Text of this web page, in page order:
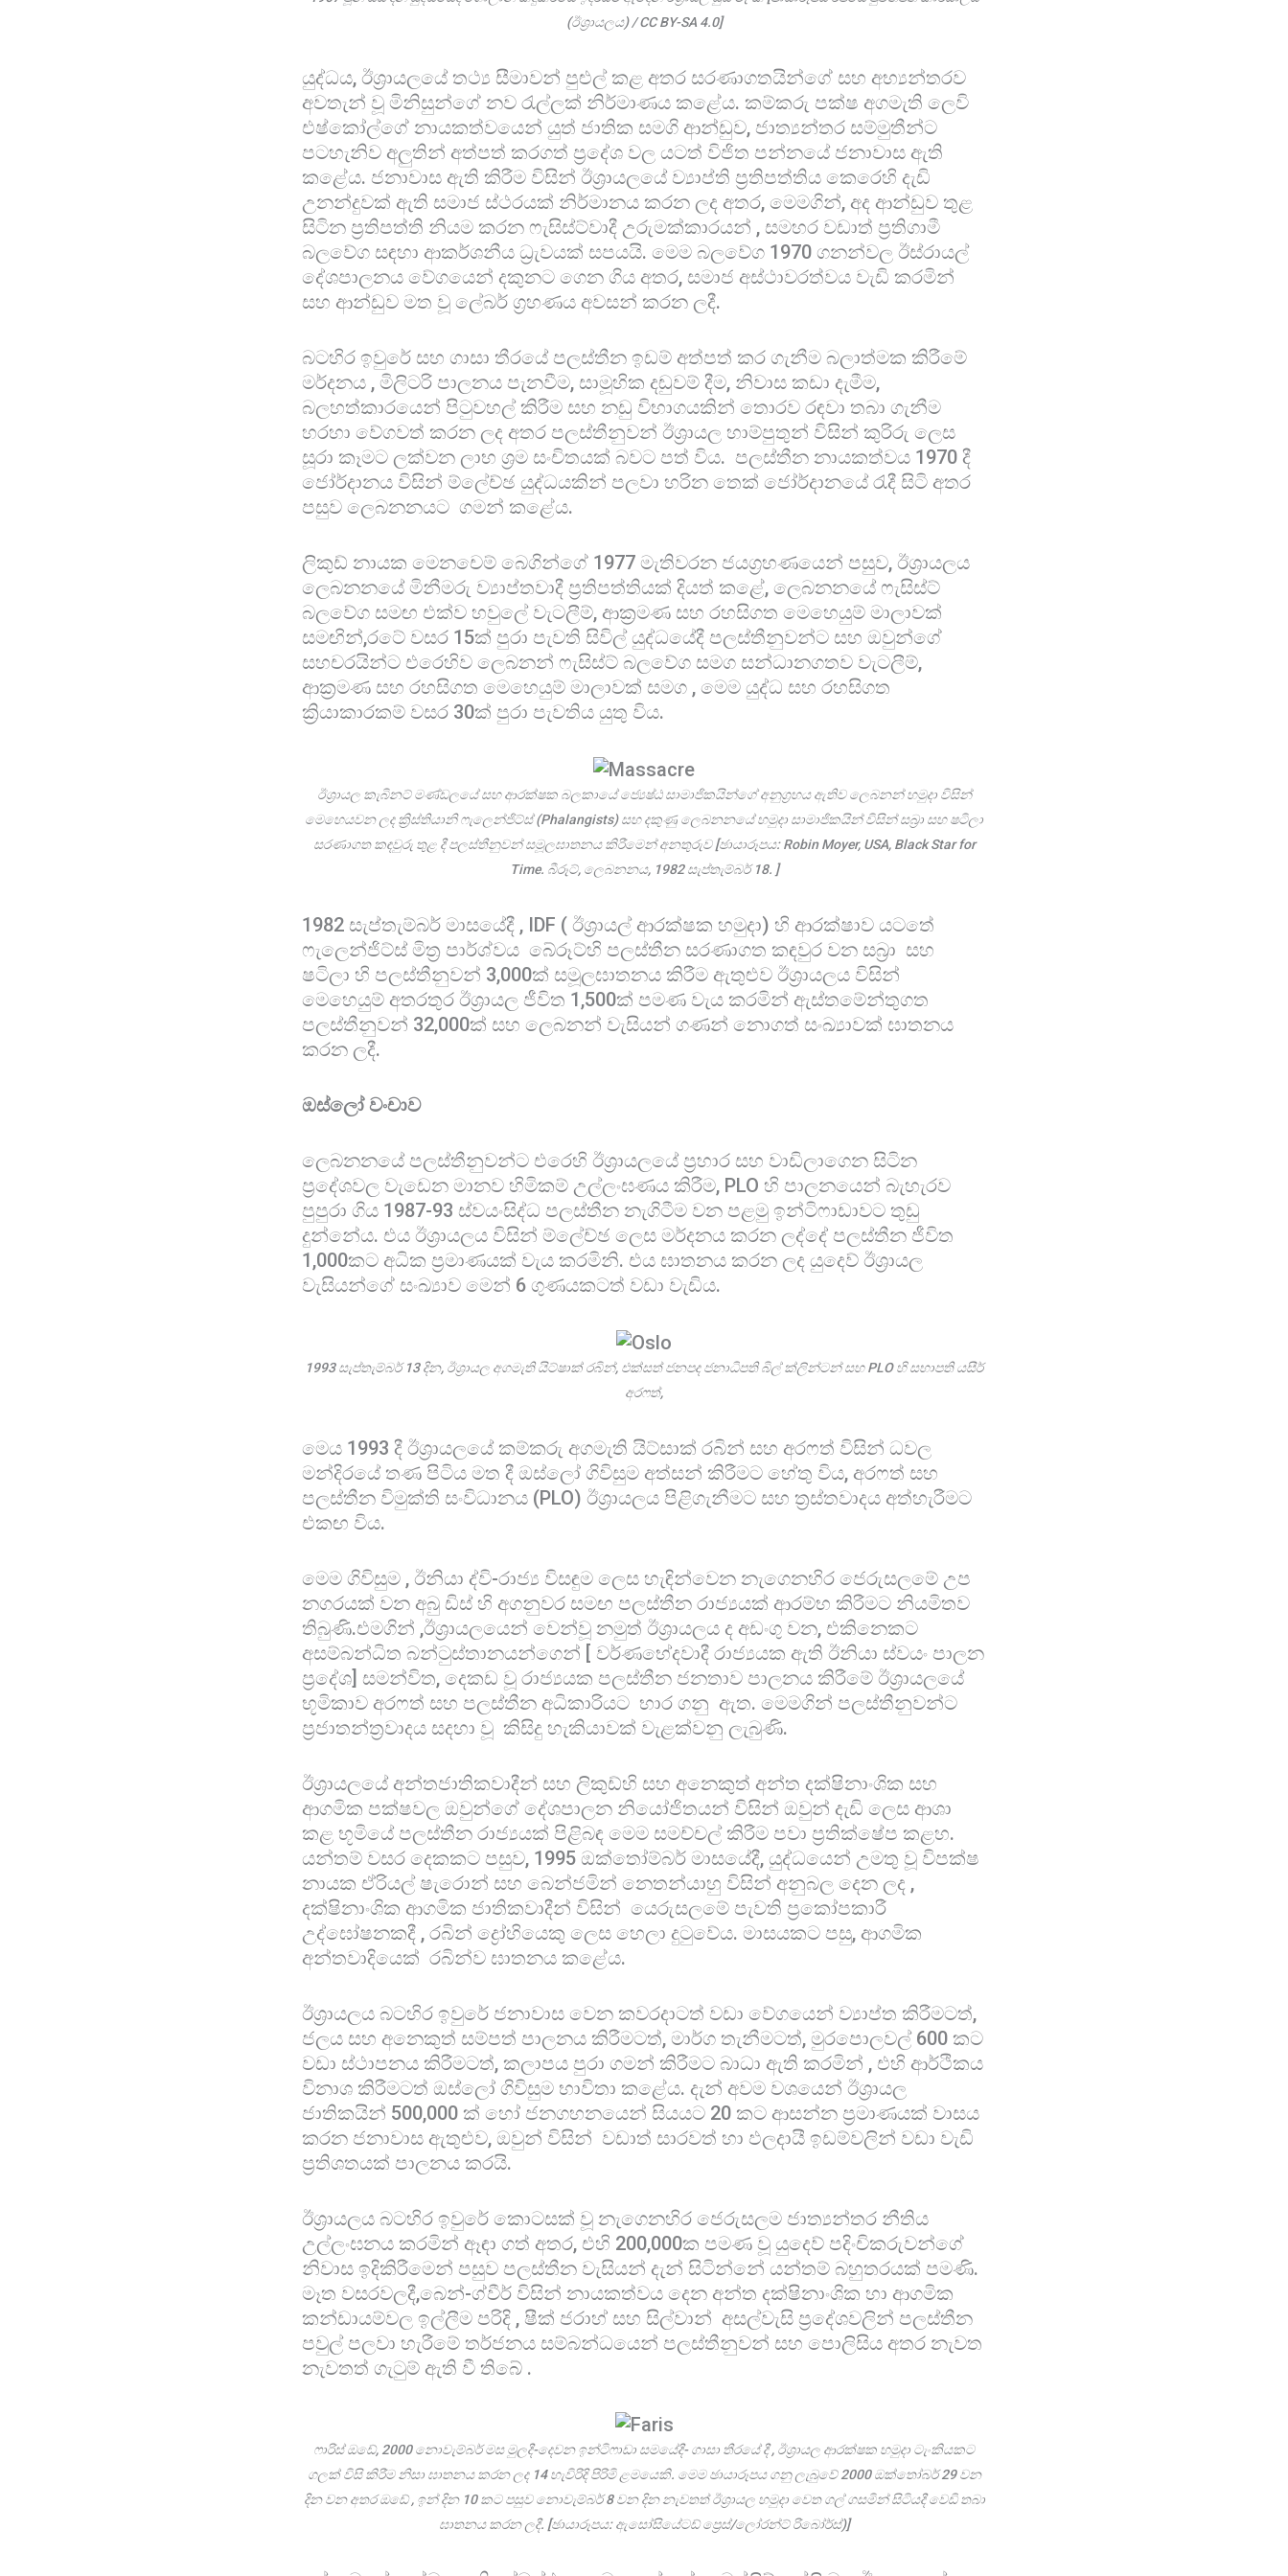
(ඊශ්‍රායලය) / CC BY-SA 4.0]
යුද්ධය, ඊශ්‍රායලයේ තථ්‍ය සීමාවන් පුළුල් කළ අතර සරණාගතයින්ගේ සහ අභ්‍යන්තරව
අවතැන් වූ මිනිසුන්ගේ නව රැල්ලක් නිර්මාණය කළේය. කම්කරු පක්ෂ අගමැති ලෙවි
එෂ්කෝල්ගේ නායකත්වයෙන් යුත් ජාතික සමගි ආන්ඩුව, ජාත්‍යන්තර සම්මුතීන්ට
පටහැනිව අලුතින් අත්පත් කරගත් ප්‍රදේශ වල යටත් විජිත පන්නයේ ජනාවාස ඇති
කළේය. ජනාවාස ඇති කිරීම විසින් ඊශ්‍රායලයේ ව්‍යාප්ති ප්‍රතිපත්තිය කෙරෙහි දැඩි
උනන්දුවක් ඇති සමාජ ස්ථරයක් නිර්මානය කරන ලද අතර, මෙමගින්, අද ආන්ඩුව තුළ
සිටින ප්‍රතිපත්ති නියම කරන ෆැසිස්ට්වාදී උරුමක්කාරයන් , සමහර වඩාත් ප්‍රතිගාමී
බලවේග සඳහා ආකර්ශනීය ධ්‍රැවයක් සපයයි. මෙම බලවේග 1970 ගනන්වල ඊස්රායල්
දේශපාලනය වේගයෙන් දකුනට ගෙන ගිය අතර, සමාජ අස්ථාවරත්වය වැඩි කරමින්
සහ ආන්ඩුව මත වූ ලේබර් ග්‍රහණය අවසන් කරන ලදී.
බටහිර ඉවුරේ සහ ගාසා තීරයේ පලස්තීන ඉඩම් අත්පත් කර ගැනීම බලාත්මක කිරීමේ
මර්දනය , මිලිටරි පාලනය පැනවීම, සාමූහික දඬුවම් දීම, නිවාස කඩා දැමීම,
බලහත්කාරයෙන් පිටුවහල් කිරීම සහ නඩු විභාගයකින් තොරව රඳවා තබා ගැනීම
හරහා වේගවත් කරන ලද අතර පලස්තීනුවන් ඊශ්‍රායල හාම්පුතුන් විසින් කුරිරු ලෙස
සූරා කෑමට ලක්වන ලාභ ශ්‍රම සංචිතයක් බවට පත් විය. පලස්තීන නායකත්වය 1970 දී
ජෝර්දානය විසින් ම්ලේච්ඡ යුද්ධයකින් පලවා හරින තෙක් ජෝර්දානයේ රැදී සිටි අතර
පසුව ලෙබනනයට ගමන් කළේය.
ලිකුඩ් නායක මෙනචෙම් බෙගින්ගේ 1977 මැතිවරන ජයග්‍රහණයෙන් පසුව, ඊශ්‍රායලය
ලෙබනනයේ මිනීමරු ව්‍යාප්තවාදී ප්‍රතිපත්තියක් දියත් කළේ, ලෙබනනයේ ෆැසිස්ට්
බලවේග සමඟ එක්ව හවුලේ වැටලීම්, ආක්‍රමණ සහ රහසිගත මෙහෙයුම් මාලාවක්
සමඟින්,රටේ වසර 15ක් පුරා පැවති සිවිල් යුද්ධයේදී පලස්තීනුවන්ට සහ ඔවුන්ගේ
සහචරයින්ට එරෙහිව ලෙබනන් ෆැසිස්ට් බලවේග සමග සන්ධානගතව වැටලීම්,
ආක්‍රමණ සහ රහසිගත මෙහෙයුම් මාලාවක් සමග , මෙම යුද්ධ සහ රහසිගත
ක්‍රියාකාරකම් වසර 30ක් පුරා පැවතිය යුතු විය.
ඊශ්‍රායල කැබිනට් මණ්ඩලයේ සහ ආරක්ෂක බලකායේ ජ්‍යෙෂ්ඨ සාමාජිකයින්ගේ අනුග්‍රහය ඇතිව ලෙබනන් හමුදා විසින්
මෙහෙයවන ලද ක්‍රිස්තියානි ෆැලෙන්ජිට්ස් (Phalangists) සහ දකුණු ලෙබනනයේ හමුදා සාමාජිකයින් විසින් සබ්‍රා සහ ෂටිලා
සරණාගත කඳවුරු තුළ දී පලස්තීනුවන් සමූලඝාතනය කිරීමෙන් අනතුරුව [ඡායාරූපය: Robin Moyer, USA, Black Star for
Time. බීරූට්, ලෙබනනය, 1982 සැප්තැම්බර් 18. ]
1982 සැප්තැම්බර් මාසයේදී , IDF ( ඊශ්‍රායල් ආරක්ෂක හමුදා) හි ආරක්ෂාව යටතේ
ෆැලෙන්ජිට්ස් මිත්‍ර පාර්ශ්වය බේරූට්හි පලස්තීන සරණාගත කඳවුර වන සබ්‍රා සහ
ෂටිලා හි පලස්තීනුවන් 3,000ක් සමූලඝාතනය කිරීම ඇතුළුව ඊශ්‍රායලය විසින්
මෙහෙයුම් අතරතුර ඊශ්‍රායල ජීවිත 1,500ක් පමණ වැය කරමින් ඇස්තමේන්තුගත
පලස්තීනුවන් 32,000ක් සහ ලෙබනන් වැසියන් ගණන් නොගත් සංඛ්‍යාවක් ඝාතනය
කරන ලදී.
ඔස්ලෝ වංචාව
ලෙබනනයේ පලස්තීනුවන්ට එරෙහි ඊශ්‍රායලයේ ප්‍රහාර සහ වාඩිලාගෙන සිටින
ප්‍රදේශවල වැඩෙන මානව හිමිකම් උල්ලංඝණය කිරීම, PLO හි පාලනයෙන් බැහැරව
පුපුරා ගිය 1987-93 ස්වයංසිද්ධ පලස්තීන නැගිටීම වන පළමු ඉන්ටිෆාඩාවට තුඩු
දුන්නේය. එය ඊශ්‍රායලය විසින් ම්ලේච්ඡ ලෙස මර්දනය කරන ලද්දේ පලස්තීන ජීවිත
1,000කට අධික ප්‍රමාණයක් වැය කරමිනි. එය ඝාතනය කරන ලද යුදෙව් ඊශ්‍රායල
වැසියන්ගේ සංඛ්‍යාව මෙන් 6 ගුණයකටත් වඩා වැඩිය.
1993 සැප්තැම්බර් 13 දින, ඊශ්‍රායල අගමැති යිට්ෂාක් රබින්, එක්සත් ජනපද ජනාධිපති බිල් ක්ලින්ටන් සහ PLO හි සභාපති යසීර්
අරෆත්,
මෙය 1993 දී ඊශ්‍රායලයේ කම්කරු අගමැති යිට්සාක් රබින් සහ අරෆත් විසින් ධවල
මන්දිරයේ තණ පිටිය මත දී ඔස්ලෝ ගිවිසුම අත්සන් කිරීමට හේතු විය, අරෆත් සහ
පලස්තීන විමුක්ති සංවිධානය (PLO) ඊශ්‍රායලය පිළිගැනීමට සහ ත්‍රස්තවාදය අත්හැරීමට
එකඟ විය.
මෙම ගිවිසුම , ඊනියා ද්වි-රාජ්‍ය විසඳුම ලෙස හැඳින්වෙන නැගෙනහිර ජෙරුසලමේ උප
නගරයක් වන අබු ඩිස් හි අගනුවර සමඟ පලස්තීන රාජ්‍යයක් ආරම්භ කිරීමට නියමිතව
තිබුණි.එමගින් ,ඊශ්‍රායලයෙන් වෙන්වූ නමුත් ඊශ්‍රායලය ද අඩංගු වන, එකිනෙකට
අසම්බන්ධිත බන්ටුස්තානයන්ගෙන් [ වර්ණභේදවාදී රාජ්‍යයක ඇති ඊනියා ස්වයං පාලන
ප්‍රදේශ] සමන්විත, දෙකඩ වූ රාජ්‍යයක පලස්තීන ජනතාව පාලනය කිරීමේ ඊශ්‍රායලයේ
භූමිකාව අරෆත් සහ පලස්තීන අධිකාරියට භාර ගනු ඇත. මෙමගින් පලස්තීනුවන්ට
ප්‍රජාතන්ත්‍රවාදය සදහා වූ කිසිදු හැකියාවක් වැළක්වනු ලැබුණි.
ඊශ්‍රායලයේ අන්තජාතිකවාදීන් සහ ලිකුඩ්හි සහ අනෙකුත් අන්ත දක්ෂිනාංශික සහ
ආගමික පක්ෂවල ඔවුන්ගේ දේශපාලන නියෝජිතයන් විසින් ඔවුන් දැඩි ලෙස ආශා
කළ භූමියේ පලස්තීන රාජ්‍යයක් පිළිබඳ මෙම සමච්චල් කිරීම පවා ප්‍රතික්ෂේප කළහ.
යන්තම් වසර දෙකකට පසුව, 1995 ඔක්තෝම්බර් මාසයේදී, යුද්ධයෙන් උමතු වූ විපක්ෂ
නායක ඒරියල් ෂැරොන් සහ බෙන්ජමින් නෙතන්යාහු විසින් අනුබල දෙන ලද ,
දක්ෂිනාංශික ආගමික ජාතිකවාදීන් විසින් යෙරුසලමේ පැවති ප්‍රකෝපකාරී
උද්ඝෝෂනකදී , රබින් ද්‍රෝහියෙකු ලෙස හෙලා දුටුවේය. මාසයකට පසු, ආගමික
අන්තවාදියෙක් රබින්ව ඝාතනය කළේය.
ඊශ්‍රායලය බටහිර ඉවුරේ ජනාවාස වෙන කවරදාටත් වඩා වේගයෙන් ව්‍යාප්ත කිරීමටත්,
ජලය සහ අනෙකුත් සම්පත් පාලනය කිරීමටත්, මාර්ග තැනීමටත්, මුරපොලවල් 600 කට
වඩා ස්ථාපනය කිරීමටත්, කලාපය පුරා ගමන් කිරීමට බාධා ඇති කරමින් , එහි ආර්ථිකය
විනාශ කිරීමටත් ඔස්ලෝ ගිවිසුම භාවිතා කළේය. දැන් අවම වශයෙන් ඊශ්‍රායල
ජාතිකයින් 500,000 ක් හෝ ජනගහනයෙන් සියයට 20 කට ආසන්න ප්‍රමාණයක් වාසය
කරන ජනාවාස ඇතුළුව, ඔවුන් විසින් වඩාත් සාරවත් හා ඵලදායී ඉඩම්වලින් වඩා වැඩි
ප්‍රතිශතයක් පාලනය කරයි.
ඊශ්‍රායලය බටහිර ඉවුරේ කොටසක් වූ නැගෙනහිර ජෙරුසලම ජාත්‍යන්තර නීතිය
උල්ලංඝනය කරමින් ඈඳා ගත් අතර, එහි 200,000ක පමණ වූ යුදෙව් පදිංචිකරුවන්ගේ
නිවාස ඉදිකිරීමෙන් පසුව පලස්තීන වැසියන් දැන් සිටින්නේ යන්තම් බහුතරයක් පමණි.
මෑත වසරවලදී,බෙන්-ග්වීර් විසින් නායකත්වය දෙන අන්ත දක්ෂිනාංශික හා ආගමික
කන්ඩායම්වල ඉල්ලීම පරිදි , ෂීක් ජරාහ් සහ සිල්වාන් අසල්වැසි ප්‍රදේශවලින් පලස්තීන
පවුල් පලවා හැරීමේ තර්ජනය සම්බන්ධයෙන් පලස්තීනුවන් සහ පොලිසිය අතර නැවත
නැවතත් ගැටුම් ඇති වී තිබේ .
ෆාරිස් ඔඩේ, 2000 නොවැම්බර් මස මුලදී-දෙවන ඉන්ටිෆාඩා සමයේදී- ගාසා තීරයේ දී , ඊශ්‍රායල ආරක්ෂක හමුදා ටැංකියකට
ගලක් විසි කිරීම නිසා ඝාතනය කරන ලද 14 හැවිරිදි පිරිමි ළමයෙකි. මෙම ඡායාරූපය ගනු ලැබුවේ 2000 ඔක්තෝබර් 29 වන
දින වන අතර ඔඩේ , ඉන් දින 10 කට පසුව නොවැම්බර් 8 වන දින නැවතත් ඊශ්‍රායල හමුදා වෙත ගල් ගසමින් සිටියදී වෙඩි තබා
ඝාතනය කරන ලදී. [ඡායාරූපය: ඇසෝසියේටඩ් ප්‍රෙස්/ලෝරන්ට් රිබෝර්ස්)]